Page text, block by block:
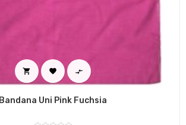
  
Bandana Uni Pink Fuchsia